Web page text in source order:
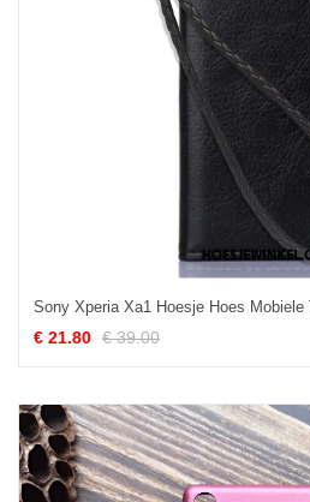
€ 21.80 € 39.00